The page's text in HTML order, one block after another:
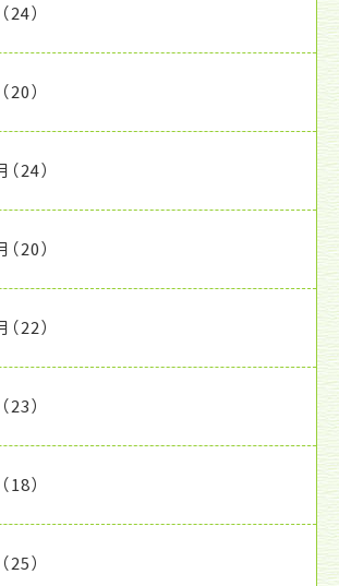
（24）
（20）
（24）
（20）
（22）
（23）
（18）
（25）